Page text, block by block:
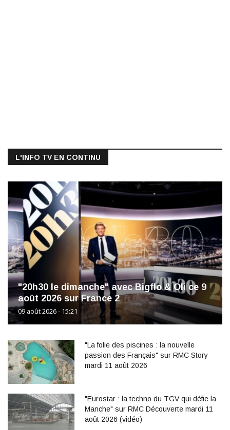
L'INFO TV EN CONTINU
"20h30 le dimanche" avec Bigflo & Oli ce 9
août 2026 sur France 2
09 août 2026 - 15:21
"La folie des piscines : la nouvelle
passion des Français" sur RMC Story
mardi 11 août 2026
"Eurostar : la techno du TGV qui défie la
Manche" sur RMC Découverte mardi 11
août 2026 (vidéo)